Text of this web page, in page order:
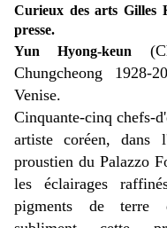
Curieux des arts Gilles
presse.
Yun Hyong‐keun
Chungcheong 1928-
Venise.
Cinquante-cinq chefs-
artiste coréen, dans
proustien du Palazzo
les éclairages
pigments de terre